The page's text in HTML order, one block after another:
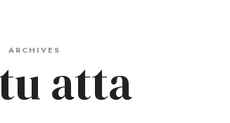
ARCHIVES
atta